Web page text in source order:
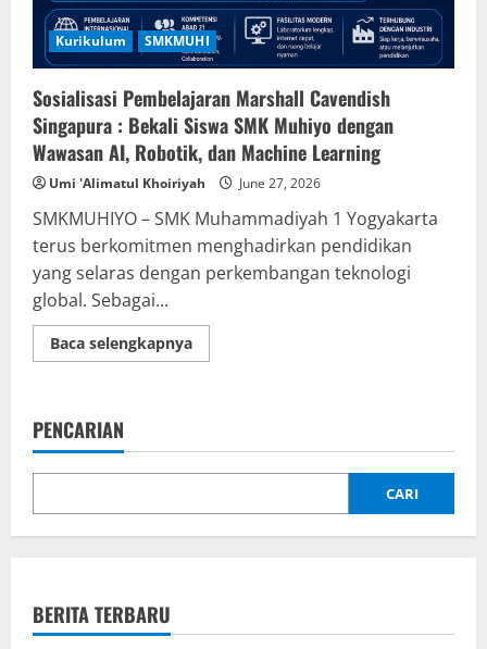
Kurikulum SMKMUHI
Sosialisasi Pembelajaran Marshall Cavendish
Singapura : Bekali Siswa SMK Muhiyo dengan
Wawasan AI, Robotik, dan Machine Learning
Umi 'Alimatul Khoiriyah June 27, 2026
SMKMUHIYO – SMK Muhammadiyah 1 Yogyakarta
terus berkomitmen menghadirkan pendidikan
yang selaras dengan perkembangan teknologi
global. Sebagai...
Baca selengkapnyaRead
more
Singapura
Bekali
SMK
dengan
Learning
PENCARIAN
CARI
BERITA TERBARU